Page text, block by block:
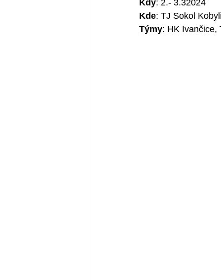
Kdy: 2.- 3.32024
Kde: TJ Sokol
Týmy: HK Ivančice,